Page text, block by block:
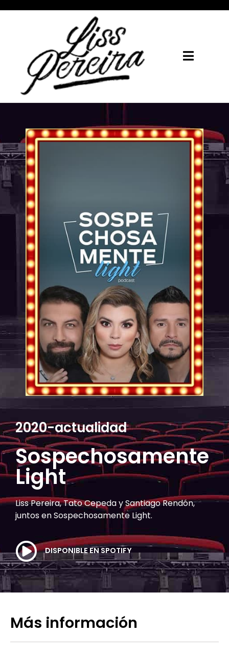
2020-actualidad
Sospechosamente
Light
Liss Pereira, Tato Cepeda y Santiago Rendón,
juntos en Sospechosamente Light.
DISPONIBLE EN SPOTIFY
Más información